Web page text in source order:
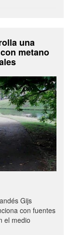
una
metano
Gijs
con fuentes
el medio